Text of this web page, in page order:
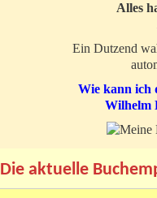
Alles
Ein Dutzend
Wie kann ich
Wilhelm
Die aktuelle